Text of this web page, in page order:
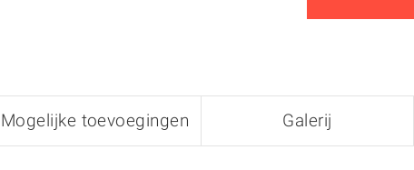
Mogelijke toevoegingen Galerij